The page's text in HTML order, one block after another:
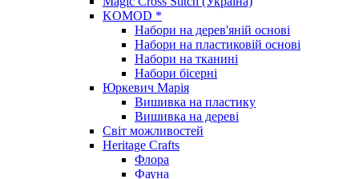
KOMOD *
Набори на дерев'яній основі
Набори на пластиковій основі
Набори на тканині
Набори бісерні
Юркевич Марія
Вишивка на пластику
Вишивка на дереві
Світ можливостей
Heritage Crafts
Флора
Фауна